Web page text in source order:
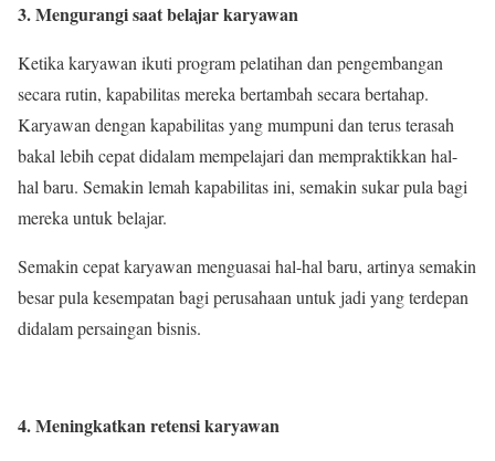
3. Mengurangi saat belajar karyawan
Ketika karyawan ikuti program pelatihan dan pengembangan
secara rutin, kapabilitas mereka bertambah secara bertahap.
Karyawan dengan kapabilitas yang mumpuni dan terus terasah
bakal lebih cepat didalam mempelajari dan mempraktikkan hal-
hal baru. Semakin lemah kapabilitas ini, semakin sukar pula bagi
mereka untuk belajar.
Semakin cepat karyawan menguasai hal-hal baru, artinya semakin
besar pula kesempatan bagi perusahaan untuk jadi yang terdepan
didalam persaingan bisnis.
4. Meningkatkan retensi karyawan